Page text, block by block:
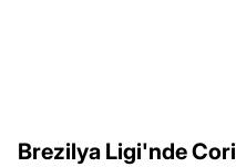
Brezilya Ligi'nde